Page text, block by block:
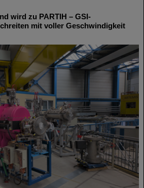
wird zu PARTIH – GSI-
mit voller Geschwindigkeit